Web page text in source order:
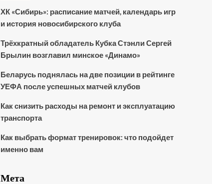
ХК «Сибирь»: расписание матчей, календарь игр
и история новосибирского клуба
Трёхкратный обладатель Кубка Стэнли Сергей
Брылин возглавил минское «Динамо»
Беларусь поднялась на две позиции в рейтинге
УЕФА после успешных матчей клубов
Как снизить расходы на ремонт и эксплуатацию
транспорта
Как выбрать формат тренировок: что подойдет
именно вам
Мета